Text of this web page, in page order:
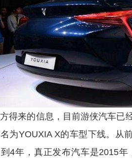
得来的信息，目前游侠汽车已
为YOUXIA X的车型下线。从
4年，真正发布汽车是2015